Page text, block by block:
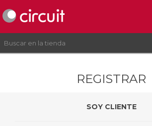
REGISTRAR
SOY CLIENTE